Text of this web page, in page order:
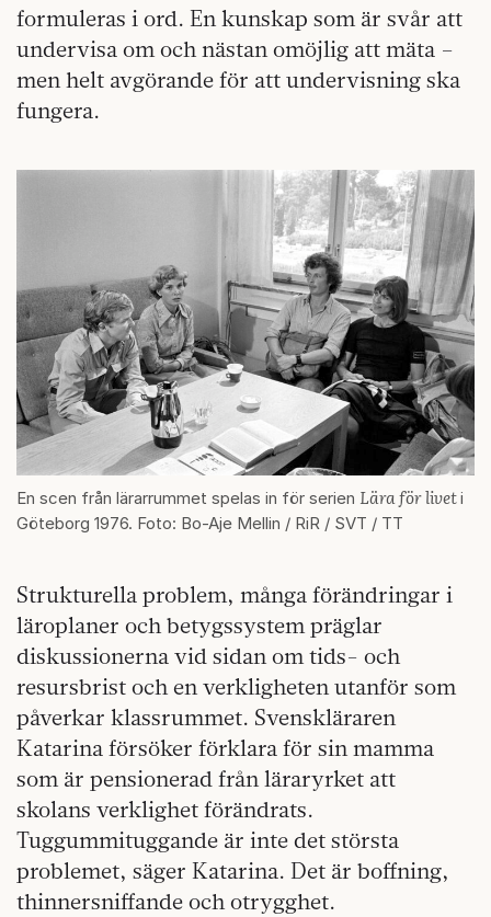
formuleras i ord. En kunskap som är svår att
undervisa om och nästan omöjlig att mäta –
men helt avgörande för att undervisning ska
fungera.
En scen från lärarrummet spelas in för serien Lära för liveti
Göteborg 1976. Foto: Bo-Aje Mellin / RiR / SVT / TT
Strukturella problem, många förändringar i
läroplaner och betygssystem präglar
diskussionerna vid sidan om tids- och
resursbrist och en verkligheten utanför som
påverkar klassrummet. Svenskläraren
Katarina försöker förklara för sin mamma
som är pensionerad från läraryrket att
skolans verklighet förändrats.
Tuggummituggande är inte det största
problemet, säger Katarina. Det är boffning,
thinnersniffande och otrygghet.